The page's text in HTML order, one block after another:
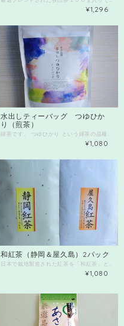
¥1,296
水出しティーバッグ つゆひか
り（煎茶）
緑茶です。 つゆひかり という緑茶の品種名です。 まろやかで、とろりとした食感が特徴の 美味しい緑茶です。 水出しで簡単に作れる ５ｇ入りティー袋が15袋入り ティーバック2個、水１リットルほどを容器に入れて冷蔵庫で1時間くらいで もう飲めます！ 簡単に冷たい緑茶つゆひかりが完成しています。 暑い夏は重宝。毎日作り置きしておきたいですね。 保存方法や賞味期限にご注意ください。 開封後はできるだけ早めにお飲みください。 また、直射日光や高温多湿の場所での保管は避けてください。
¥1,080
和紅茶（静岡＆屋久島）2パック
¥1,080